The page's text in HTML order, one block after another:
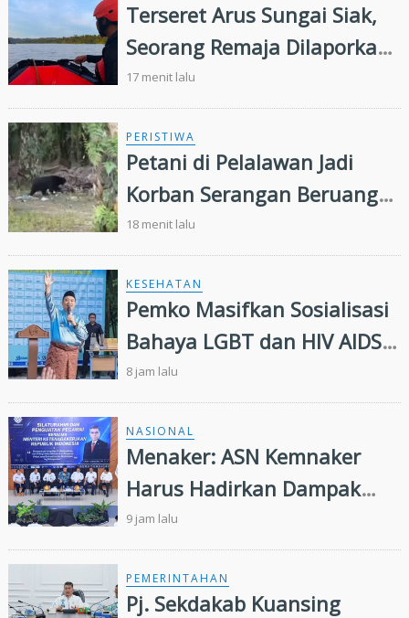
Terseret Arus Sungai Siak,
Seorang Remaja Dilaporkan
Hilang Tenggelam
17 menit lalu
PERISTIWA
Petani di Pelalawan Jadi
Korban Serangan Beruang
Liar
18 menit lalu
KESEHATAN
Pemko Masifkan Sosialisasi
Bahaya LGBT dan HIV AIDS
Bagi Siswa di Pekanbaru
8 jam lalu
NASIONAL
Menaker: ASN Kemnaker
Harus Hadirkan Dampak
Nyata bagi Masyarakat
9 jam lalu
PEMERINTAHAN
Pj. Sekdakab Kuansing